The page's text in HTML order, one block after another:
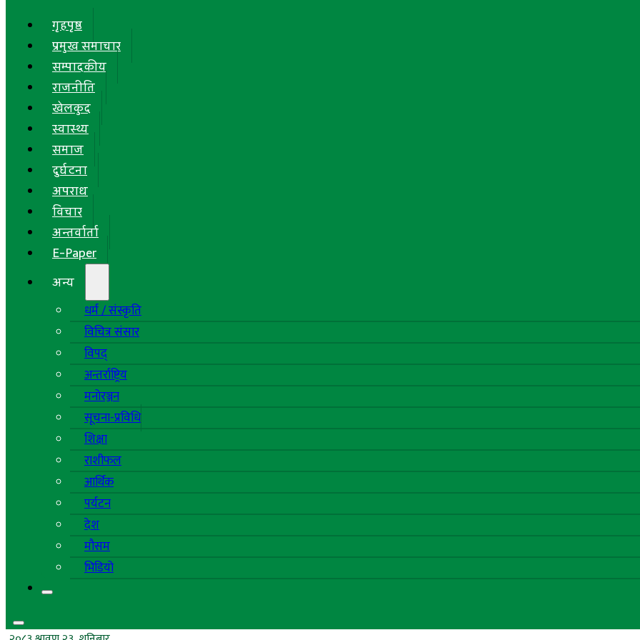
गृहपृष्ठ
प्रमुख समाचार
सम्पादकीय
राजनीति
खेलकुद
स्वास्थ्य
समाज
दुर्घटना
अपराध
विचार
अन्तर्वार्ता
E-Paper
अन्य
धर्म / संस्कृति
विचित्र संसार
विपद्
अन्तर्राष्ट्रिय
मनोरञ्जन
सूचना-प्रविधि
शिक्षा
राशीफल
आर्थिक
पर्यटन
देश
मौसम
भिडियो